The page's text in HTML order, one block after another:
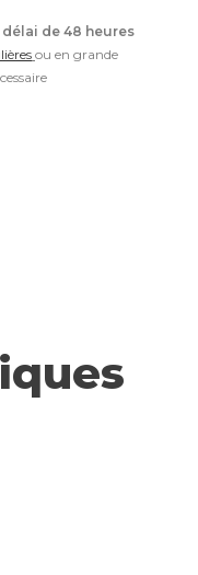
délai de 48 heures
ou en grande